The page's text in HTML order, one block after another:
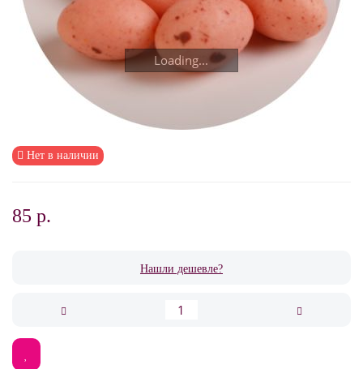
Loading...
Нет в наличии
85 р.
Нашли дешевле?